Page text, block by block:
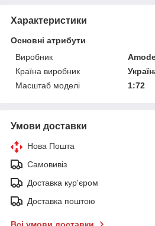
Характеристики
Основні атрибути
Виробник
Країна виробник
Масштаб моделі
1:72
Умови доставки
Нова Пошта
Самовивіз
Доставка кур'єром
Доставка поштою
Всі умови доставки